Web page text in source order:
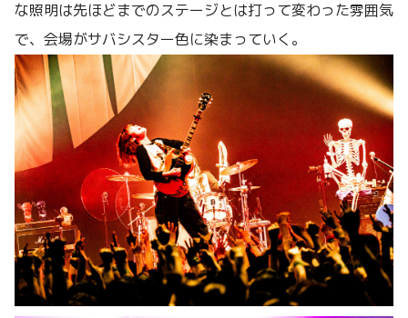
な照明は先ほどまでのステージとは打って変わった雰囲気
で、会場がサバシスター色に染まっていく。